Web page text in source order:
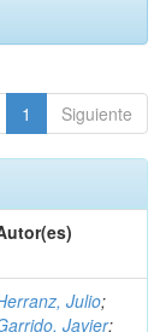
1 Siguiente
Julio;
Javier;